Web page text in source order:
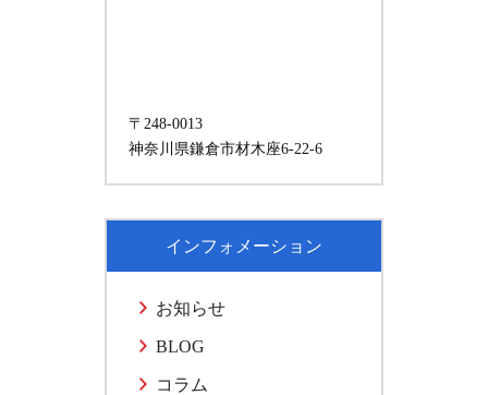
〒248-0013
神奈川県鎌倉市材木座6-22-6
インフォメーション
お知らせ
BLOG
コラム